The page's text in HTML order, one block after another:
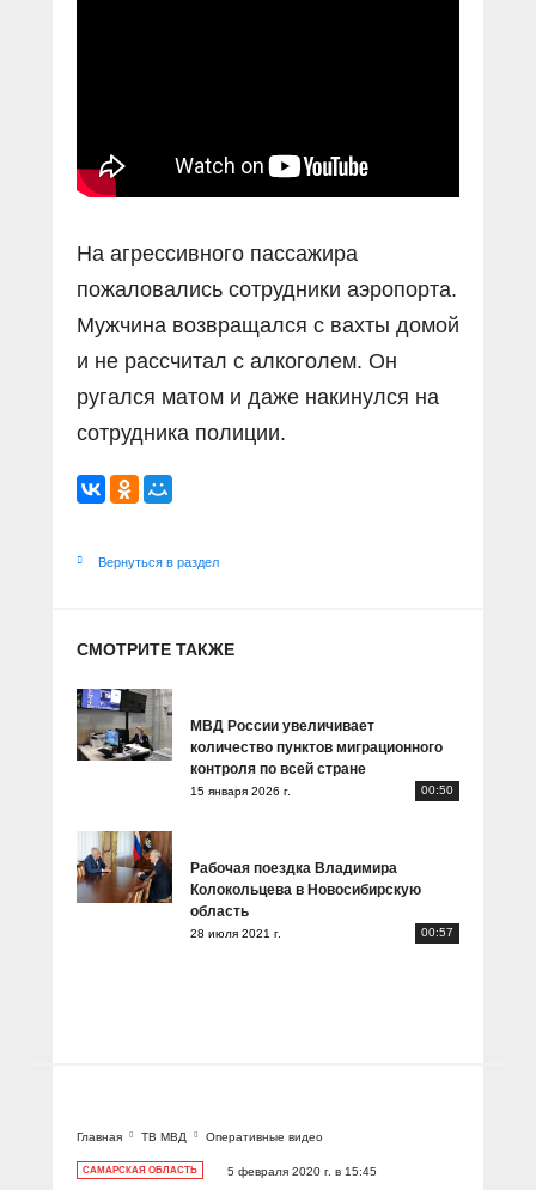
На агрессивного пассажира
пожаловались сотрудники аэропорта.
Мужчина возвращался с вахты домой
и не рассчитал с алкоголем. Он
ругался матом и даже накинулся на
сотрудника полиции.
Вернуться в раздел
СМОТРИТЕ ТАКЖЕ
МВД России увеличивает
количество пунктов миграционного
контроля по всей стране
15 января 2026 г. 00:50
Рабочая поездка Владимира
Колокольцева в Новосибирскую
область
28 июля 2021 г. 00:57
Главная ТВ МВД Оперативные видео
САМАРСКАЯ ОБЛАСТЬ
5 февраля 2020 г. в 15:45